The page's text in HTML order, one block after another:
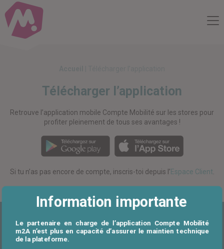
Compte Mobilité
Télécharger l’application
Retrouve l’application mobile Compte Mobilité sur les stores pour
profiter pleinement de tous ses avantages !
Si tu n’as pas encore de compte, inscris-toi depuis l’Espace Client
CGU/CGV
Contactez-nous
Proposer un service
Le partenaire en charge de l’application Compte Mobilité
m2A n’est plus en capacité d’assurer le maintien technique
de la plateforme.
Information importante